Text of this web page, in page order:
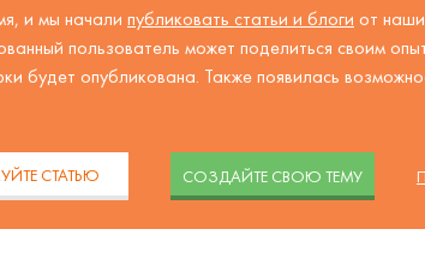
и мы начали публиковать статьи и блоги от
пользователь может поделиться своим
будет опубликована. Также появилась
СТАТЬЮ CОЗДАЙТЕ СВОЮ ТЕМУ